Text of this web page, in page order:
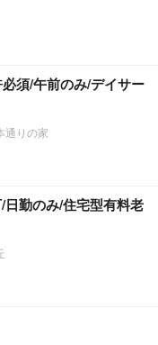
須/午前のみ/デイサー
通りの家
日勤のみ/住宅型有料老